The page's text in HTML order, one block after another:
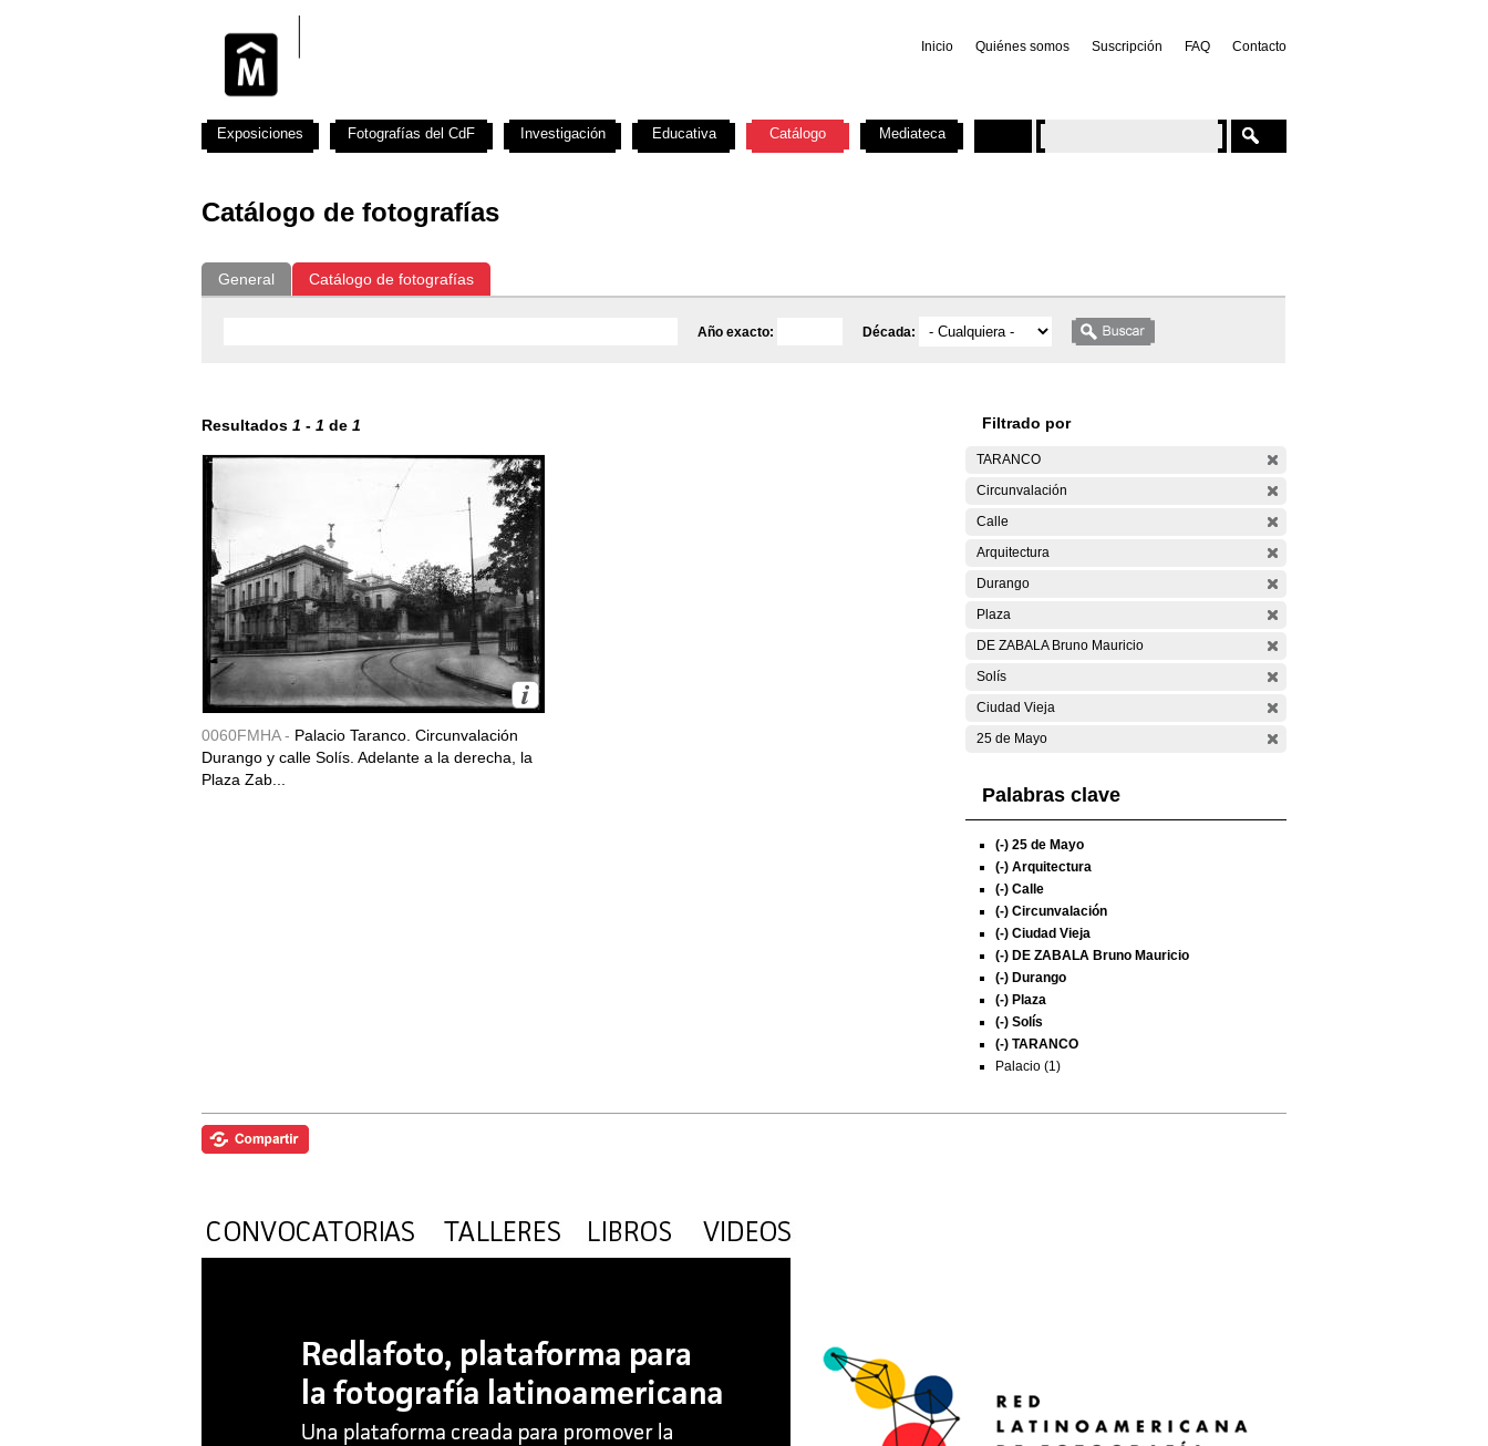
Inicio Quiénes somos Suscripción FAQ Contacto
Catálogo de fotografías
General Catálogo de fotografías
Año exacto: Década:
Resultados 1 - 1 de 1
0060FMHA - Palacio Taranco. Circunvalación
Durango y calle Solís. Adelante a la derecha, la
Plaza Zab...
Filtrado por
TARANCO
Circunvalación
Calle
Arquitectura
Durango
Plaza
DE ZABALA Bruno Mauricio
Solís
Ciudad Vieja
25 de Mayo
Palabras clave
(-) 25 de Mayo
(-) Arquitectura
(-) Calle
(-) Circunvalación
(-) Ciudad Vieja
(-) DE ZABALA Bruno Mauricio
(-) Durango
(-) Plaza
(-) Solís
(-) TARANCO
Palacio (1)
Exposiciones Fotografías del CdF Investigación Educativa Catálogo Mediateca